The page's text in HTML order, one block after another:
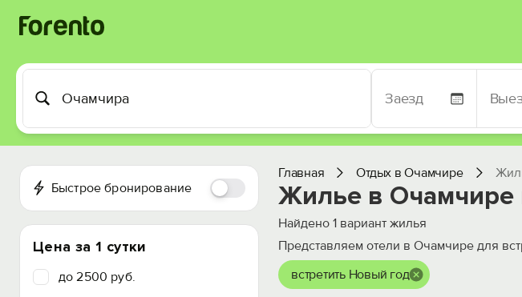
Быстрое бронирование
Цена за 1 сутки
до 2500 руб.
Главная Отдых в Очамчире
Жилье в Очамчире
Найдено 1 вариант жилья
Представляем отели в Очамчире для
встретить Новый год